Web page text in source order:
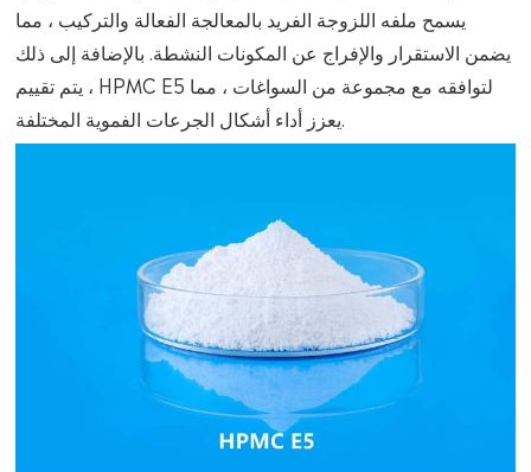
يسمح ملفه اللزوجة الفريد بالمعالجة الفعالة والتركيب ، مما
يضمن الاستقرار والإفراج عن المكونات النشطة. بالإضافة إلى ذلك
، يتم تقييم HPMC E5 لتوافقه مع مجموعة من السواغات ، مما
يعزز أداء أشكال الجرعات الفموية المختلفة.